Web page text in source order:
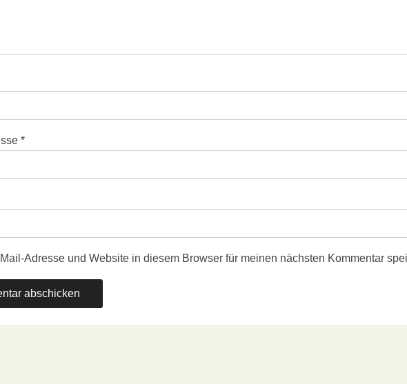
*
Adresse und Website in diesem Browser für meinen nächsten Kommentar